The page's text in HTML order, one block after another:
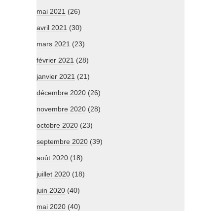
mai 2021 (26)
avril 2021 (30)
mars 2021 (23)
février 2021 (28)
janvier 2021 (21)
décembre 2020 (26)
novembre 2020 (28)
octobre 2020 (23)
septembre 2020 (39)
août 2020 (18)
juillet 2020 (18)
juin 2020 (40)
mai 2020 (40)